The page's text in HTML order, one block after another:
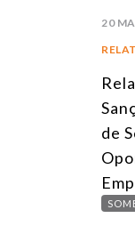
20
de